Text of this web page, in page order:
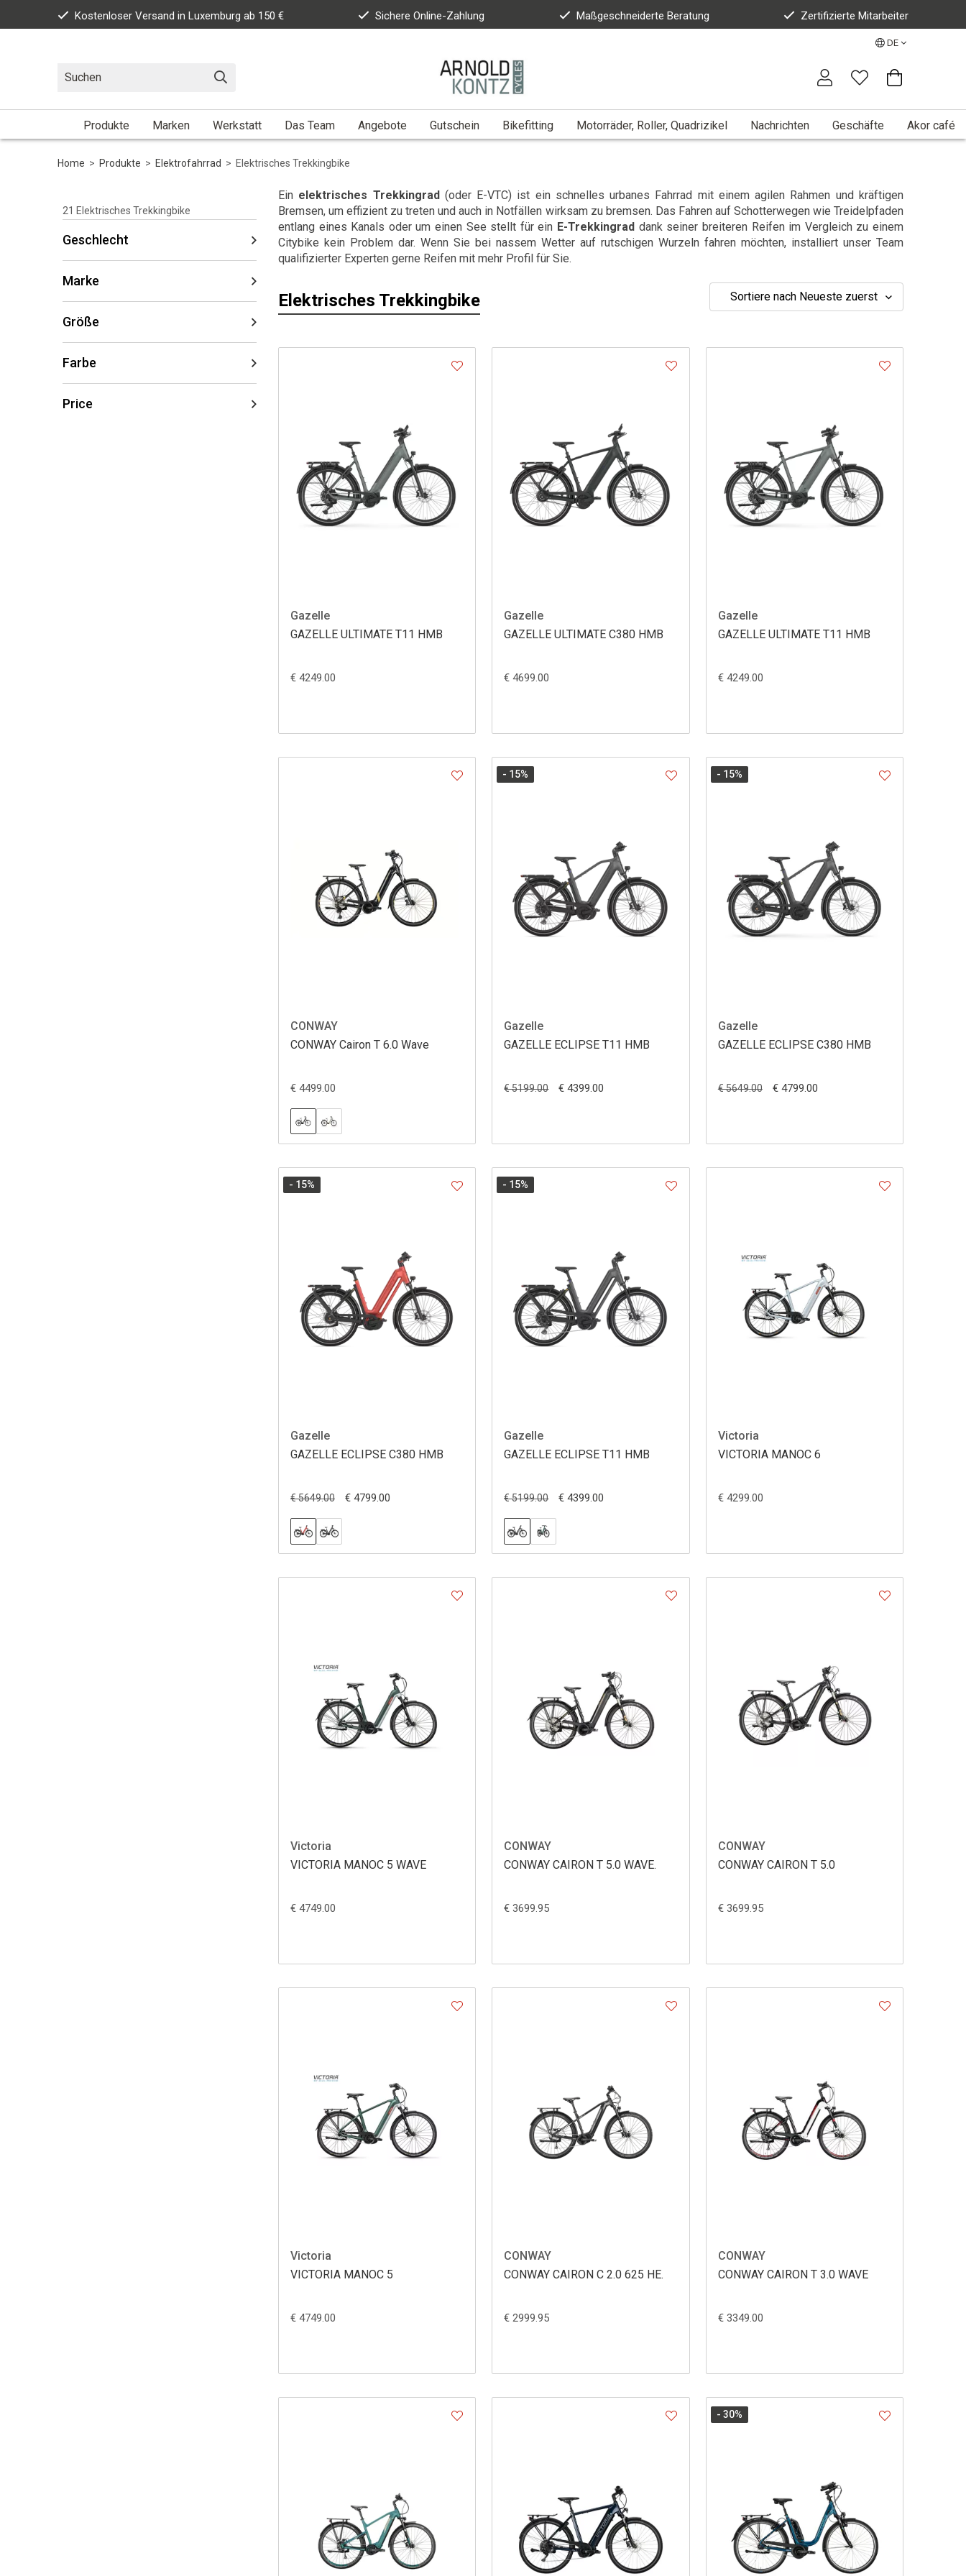
Kostenloser Versand in Luxemburg ab 150 € Sichere Online-Zahlung Maßgeschneiderte Beratung Zertifizierte Mitarbeiter
DE
Produkte Marken Werkstatt Das Team Angebote Gutschein Bikefitting Motorräder, Roller, Quadrizikel Nachrichten Geschäfte Akor café
Home > Produkte > Elektrofahrrad > Elektrisches Trekkingbike
21 Elektrisches Trekkingbike
Geschlecht
Marke
Größe
Farbe
Price
Ein elektrisches Trekkingrad(oder E-VTC) ist ein schnelles urbanes Fahrrad mit einem agilen Rahmen und kräftigen
Bremsen, um effizient zu treten und auch in Notfällen wirksam zu bremsen. Das Fahren auf Schotterwegen wie Treidelpfaden
entlang eines Kanals oder um einen See stellt für ein E-Trekkingrad dank seiner breiteren Reifen im Vergleich zu einem
Citybike kein Problem dar. Wenn Sie bei nassem Wetter auf rutschigen Wurzeln fahren möchten, installiert unser Team
qualifizierter Experten gerne Reifen mit mehr Profil für Sie.
Elektrisches Trekkingbike
Gazelle
GAZELLE ULTIMATE T11 HMB
€ 4249.00
Gazelle
GAZELLE ULTIMATE C380 HMB
€ 4699.00
Gazelle
GAZELLE ULTIMATE T11 HMB
€ 4249.00
CONWAY
CONWAY Cairon T 6.0 Wave
€ 4499.00
Gazelle
GAZELLE ECLIPSE T11 HMB
€ 5199.00 € 4399.00
- 15%
Gazelle
GAZELLE ECLIPSE C380 HMB
€ 5649.00 € 4799.00
- 15%
Gazelle
GAZELLE ECLIPSE C380 HMB
€ 5649.00 € 4799.00
- 15%
Gazelle
GAZELLE ECLIPSE T11 HMB
€ 5199.00 € 4399.00
- 15%
Victoria
VICTORIA MANOC 6
€ 4299.00
Victoria
VICTORIA MANOC 5 WAVE
€ 4749.00
CONWAY
CONWAY CAIRON T 5.0 WAVE.
€ 3699.95
CONWAY
CONWAY CAIRON T 5.0
€ 3699.95
Victoria
VICTORIA MANOC 5
€ 4749.00
CONWAY
CONWAY CAIRON C 2.0 625 HE.
€ 2999.95
CONWAY
CONWAY CAIRON T 3.0 WAVE
€ 3349.00
- 30%